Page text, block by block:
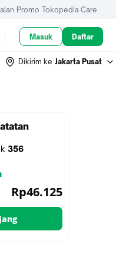
Promo Tokopedia Care
Masuk Daftar
Dikirim ke Jakarta Pusat
356
Rp46.125